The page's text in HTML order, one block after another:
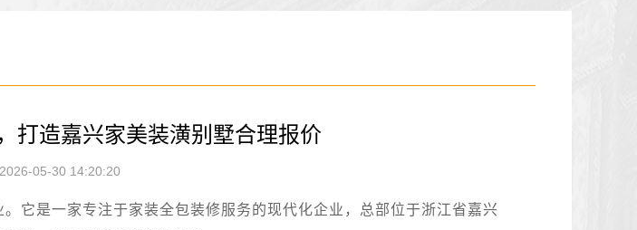
打造嘉兴家美装潢别墅合理报价
05-30 14:20:20
它是一家专注于家装全包装修服务的现代化企业，总部位于浙江省嘉兴